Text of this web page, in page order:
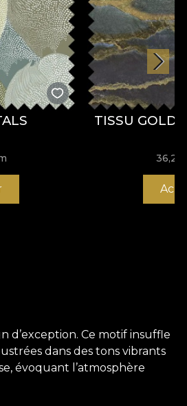
TISSU
36,21
d’exception. Ce motif insuffle
dans des tons vibrants
évoquant l’atmosphère